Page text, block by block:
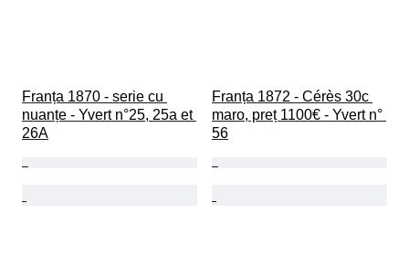
Franța 1870 - serie cu
nuanțe - Yvert n°25, 25a et
26A
Franța 1872 - Cérès 30c
maro, preț 1100€ - Yvert n°
56